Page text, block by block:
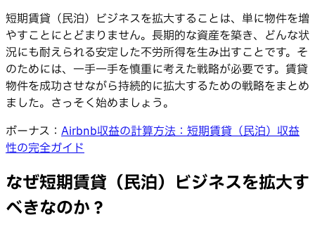
短期賃貸（民泊）ビジネスを拡大することは、単に物件を増
やすことにとどまりません。長期的な資産を築き、どんな状
況にも耐えられる安定した不労所得を生み出すことです。そ
のためには、一手一手を慎重に考えた戦略が必要です。賃貸
物件を成功させながら持続的に拡大するための戦略をまとめ
ました。さっそく始めましょう。
ボーナス： Airbnb収益の計算方法：短期賃貸（民泊）収益
性の完全ガイド
なぜ短期賃貸（民泊）ビジネスを拡大す
べきなのか？